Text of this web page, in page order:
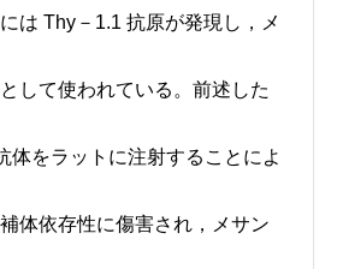
は Thy－1.1 抗原が発現し，メ
して使われている。前述した
体をラットに注射することによ
体依存性に傷害され，メサン